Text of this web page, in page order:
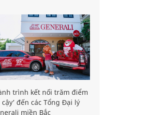
trình kết nối trăm điểm
đến các Tổng Đại lý
miền Bắc